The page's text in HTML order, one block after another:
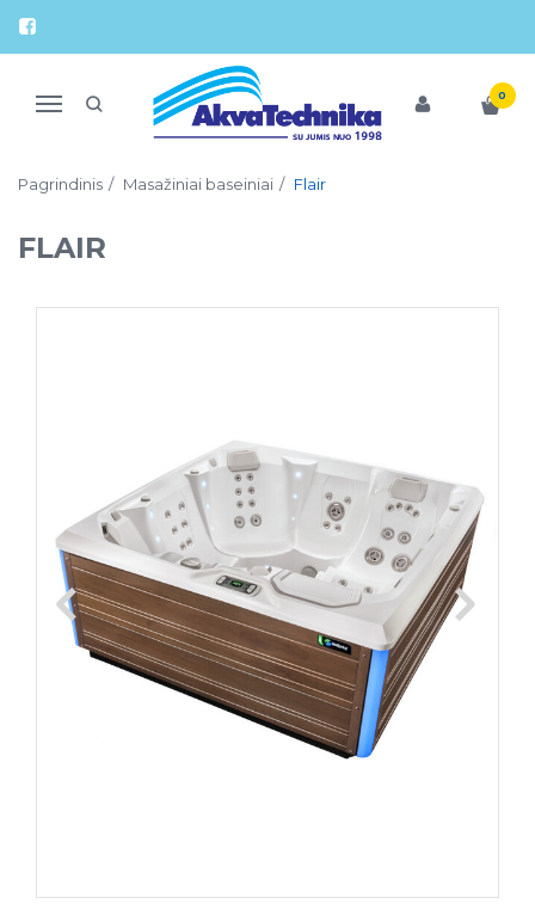
Navigacija
0
Pagrindinis Masažiniai baseiniai Flair
FLAIR